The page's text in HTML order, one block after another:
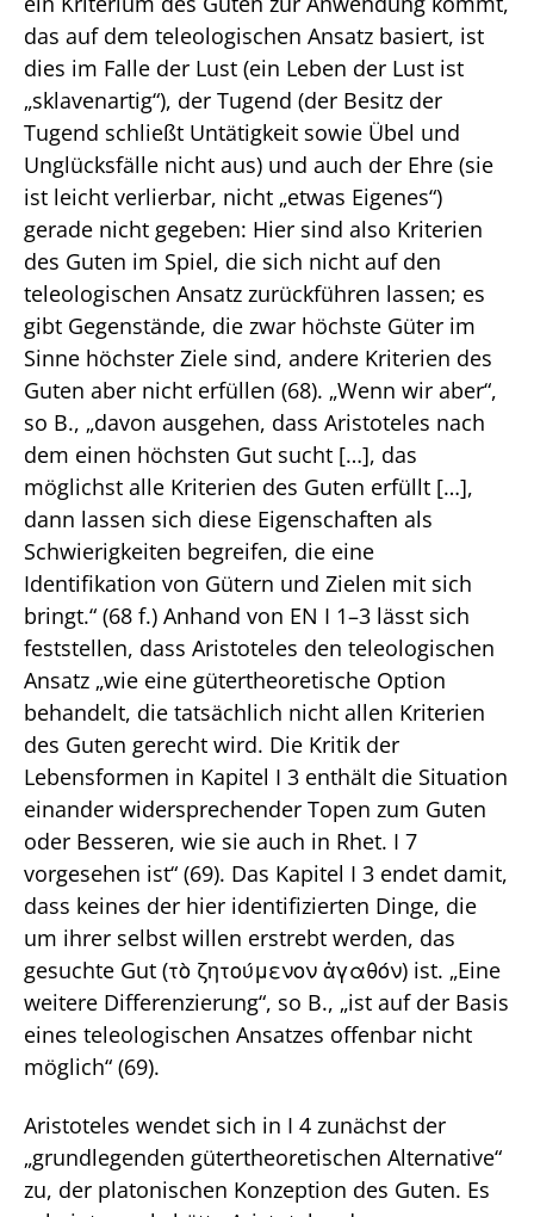
das auf dem teleologischen Ansatz basiert, ist
dies im Falle der Lust (ein Leben der Lust ist
„sklavenartig“), der Tugend (der Besitz der
Tugend schließt Untätigkeit sowie Übel und
Unglücksfälle nicht aus) und auch der Ehre (sie
ist leicht verlierbar, nicht „etwas Eigenes“)
gerade nicht gegeben: Hier sind also Kriterien
des Guten im Spiel, die sich nicht auf den
teleologischen Ansatz zurückführen lassen; es
gibt Gegenstände, die zwar höchste Güter im
Sinne höchster Ziele sind, andere Kriterien des
Guten aber nicht erfüllen (68). „Wenn wir aber“,
so B., „davon ausgehen, dass Aristoteles nach
dem einen höchsten Gut sucht […], das
möglichst alle Kriterien des Guten erfüllt […],
dann lassen sich diese Eigenschaften als
Schwierigkeiten begreifen, die eine
Identifikation von Gütern und Zielen mit sich
bringt.“ (68 f.) Anhand von EN I 1–3 lässt sich
feststellen, dass Aristoteles den teleologischen
Ansatz „wie eine gütertheoretische Option
behandelt, die tatsächlich nicht allen Kriterien
des Guten gerecht wird. Die Kritik der
Lebensformen in Kapitel I 3 enthält die Situation
einander widersprechender Topen zum Guten
oder Besseren, wie sie auch in Rhet. I 7
vorgesehen ist“ (69). Das Kapitel I 3 endet damit,
dass keines der hier identifizierten Dinge, die
um ihrer selbst willen erstrebt werden, das
gesuchte Gut (τὸ ζητούμενον ἀγαθόν) ist. „Eine
weitere Differenzierung“, so B., „ist auf der Basis
eines teleologischen Ansatzes offenbar nicht
möglich“ (69).
Aristoteles wendet sich in I 4 zunächst der
„grundlegenden gütertheoretischen Alternative“
zu, der platonischen Konzeption des Guten. Es